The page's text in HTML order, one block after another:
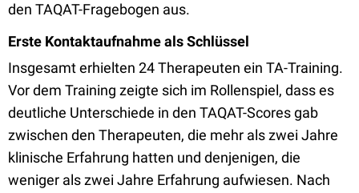
den TAQAT-Fragebogen aus.
Erste Kontaktaufnahme als Schlüssel
Insgesamt erhielten 24 Therapeuten ein TA-Training.
Vor dem Training zeigte sich im Rollenspiel, dass es
deutliche Unterschiede in den TAQAT-Scores gab
zwischen den Therapeuten, die mehr als zwei Jahre
klinische Erfahrung hatten und denjenigen, die
weniger als zwei Jahre Erfahrung aufwiesen. Nach